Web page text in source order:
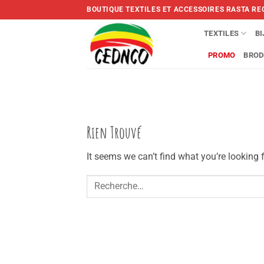
to
BOUTIQUE TEXTILES ET ACCESSOIRES RASTA
TEXTILES
PROMO
Rien Trouvé
It seems we can’t find what you’re